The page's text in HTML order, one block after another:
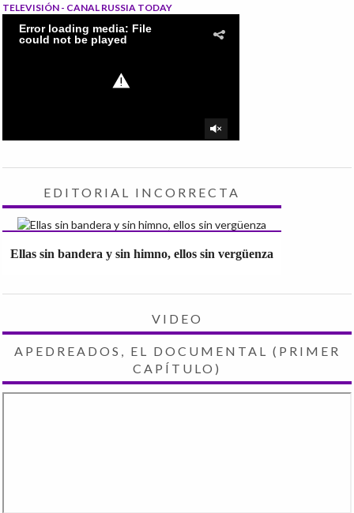
TELEVISIÓN - CANAL RUSSIA TODAY
EDITORIAL INCORRECTA
Ellas sin bandera y sin himno, ellos sin vergüenza
VIDEO
APEDREADOS, EL DOCUMENTAL (PRIMER
CAPÍTULO)